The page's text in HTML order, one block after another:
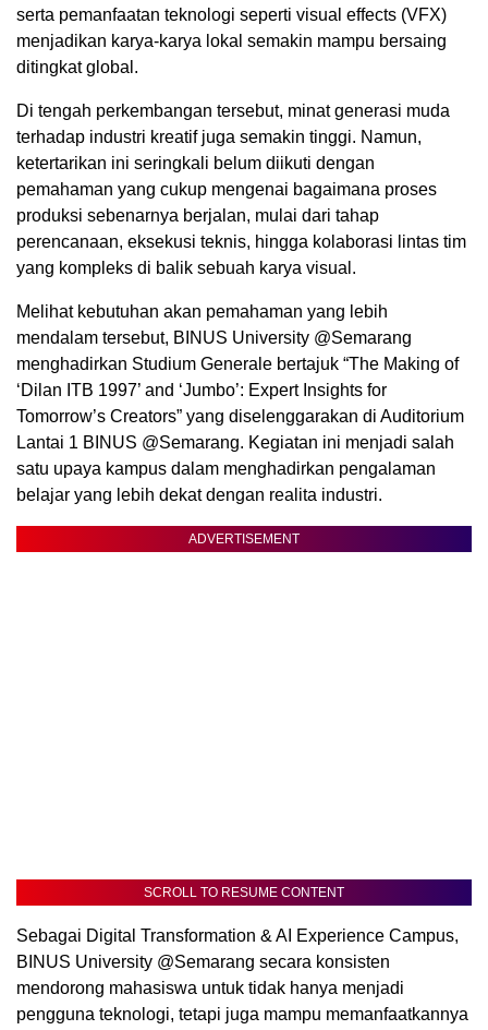
serta pemanfaatan teknologi seperti visual effects (VFX)
menjadikan karya-karya lokal semakin mampu bersaing
ditingkat global.
Di tengah perkembangan tersebut, minat generasi muda
terhadap industri kreatif juga semakin tinggi. Namun,
ketertarikan ini seringkali belum diikuti dengan
pemahaman yang cukup mengenai bagaimana proses
produksi sebenarnya berjalan, mulai dari tahap
perencanaan, eksekusi teknis, hingga kolaborasi lintas tim
yang kompleks di balik sebuah karya visual.
Melihat kebutuhan akan pemahaman yang lebih
mendalam tersebut, BINUS University @Semarang
menghadirkan Studium Generale bertajuk “The Making of
‘Dilan ITB 1997’ and ‘Jumbo’: Expert Insights for
Tomorrow’s Creators” yang diselenggarakan di Auditorium
Lantai 1 BINUS @Semarang. Kegiatan ini menjadi salah
satu upaya kampus dalam menghadirkan pengalaman
belajar yang lebih dekat dengan realita industri.
ADVERTISEMENT
SCROLL TO RESUME CONTENT
Sebagai Digital Transformation & AI Experience Campus,
BINUS University @Semarang secara konsisten
mendorong mahasiswa untuk tidak hanya menjadi
pengguna teknologi, tetapi juga mampu memanfaatkannya